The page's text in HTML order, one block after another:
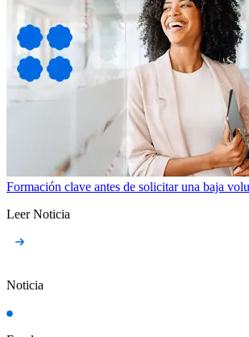
Formación clave antes de solicitar una baja
Leer Noticia
Noticia